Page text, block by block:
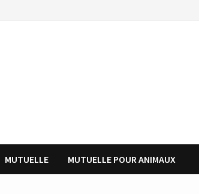
MUTUELLE MUTUELLE POUR ANIMAUX